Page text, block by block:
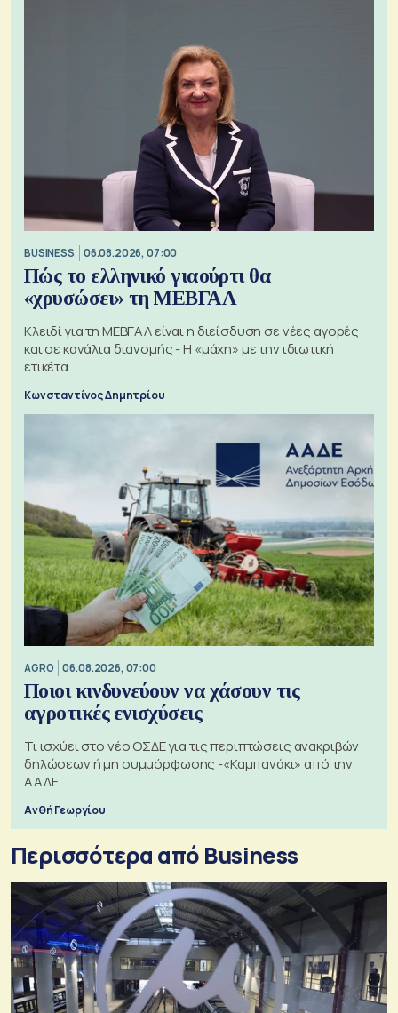
BUSINESS 06.08.2026, 07:00
Πώς το ελληνικό γιαούρτι θα
«χρυσώσει» τη ΜΕΒΓΑΛ
Κλειδί για τη ΜΕΒΓΑΛ είναι η διείσδυση σε νέες αγορές
και σε κανάλια διανομής - Η «μάχη» με την ιδιωτική
ετικέτα
Κωνσταντίνος Δημητρίου
AGRO 06.08.2026, 07:00
Ποιοι κινδυνεύουν να χάσουν τις
αγροτικές ενισχύσεις
Τι ισχύει στο νέο ΟΣΔΕ για τις περιπτώσεις ανακριβών
δηλώσεων ή μη συμμόρφωσης -«Καμπανάκι» από την
ΑΑΔΕ
Ανθή Γεωργίου
Περισσότερα από Business